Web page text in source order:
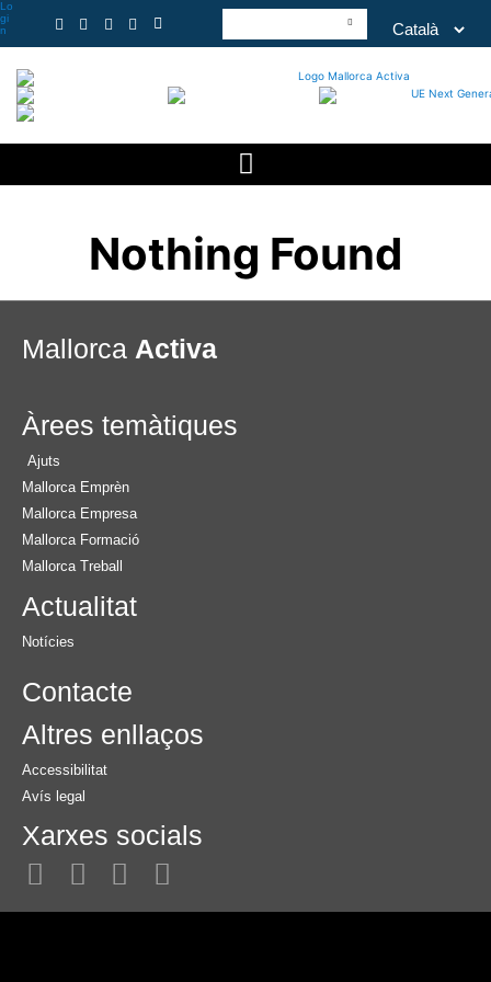
Lo
gi
n
Nothing Found
Mallorca Activa
Àrees temàtiques
Ajuts
Mallorca Emprèn
Mallorca Empresa
Mallorca Formació
Mallorca Treball
Actualitat
Notícies
Contacte
Altres enllaços
Accessibilitat
Avís legal
Xarxes socials